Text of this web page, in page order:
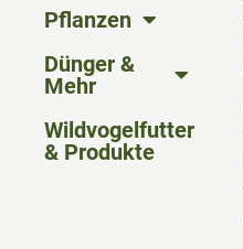
Pflanzen
Dünger &
Mehr
Wildvogelfutter
& Produkte